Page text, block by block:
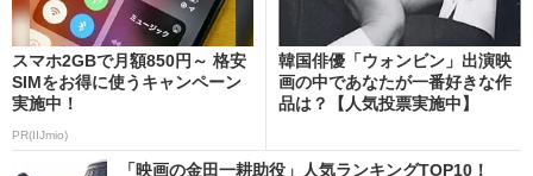
スマホ2GBで月額850円～ 格安
SIMをお得に使うキャンペーン
実施中！
PR(IIJmio)
韓国俳優「ウォンビン」出演映
画の中であなたが一番好きな作
品は？【人気投票実施中】
「映画の金田一耕助役」人気ランキングTOP10！